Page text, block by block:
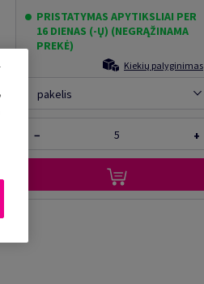
PRISTATYMAS APYTIKSLIAI PER
16 DIENAS (-Ų) (NEGRĄŽINAMA
PREKĖ)
Kiekių palyginimas
pakelis
− +